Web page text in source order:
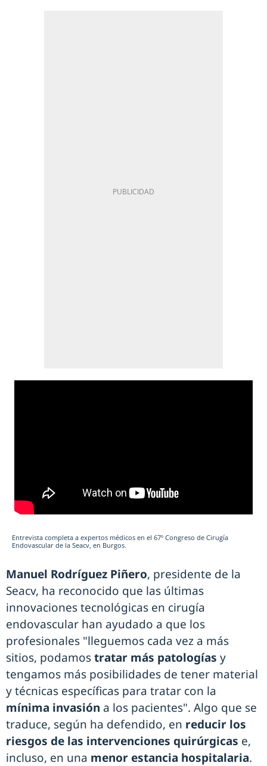
Entrevista completa a expertos médicos en el 67º Congreso de Cirugía
Endovascular de la Seacv, en Burgos.
Manuel Rodríguez Piñero, presidente de la
Seacv, ha reconocido que las últimas
innovaciones tecnológicas en cirugía
endovascular han ayudado a que los
profesionales "lleguemos cada vez a más
sitios, podamostratar más patologías y
tengamos más posibilidades de tener material
y técnicas específicas para tratar con la
mínima invasión a los pacientes". Algo que se
traduce, según ha defendido, en reducir los
riesgos de las intervenciones quirúrgicas e,
incluso, en una menor estancia hospitalaria.